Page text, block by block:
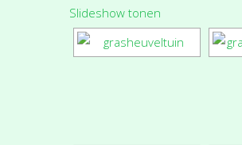
Slideshow tonen